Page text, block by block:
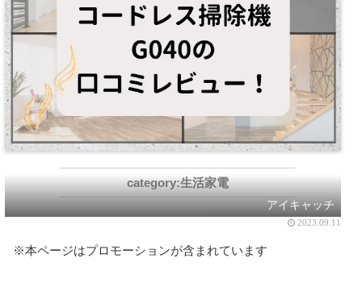
生活家電
アイキャッチ
2023.09.11
※本ページはプロモーションが含まれています